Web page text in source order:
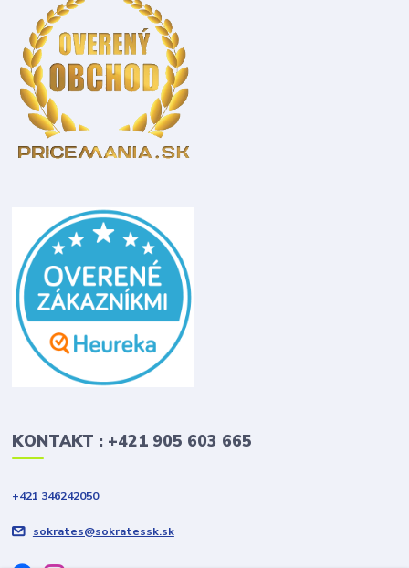
KONTAKT : +421 905 603 665
+421 346242050
sokrates@sokratessk.sk